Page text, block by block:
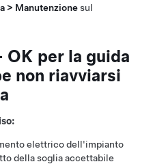
> Manutenzionesul
per la guida
non riavviarsi
elettrico dell'impianto
della soglia accettabile